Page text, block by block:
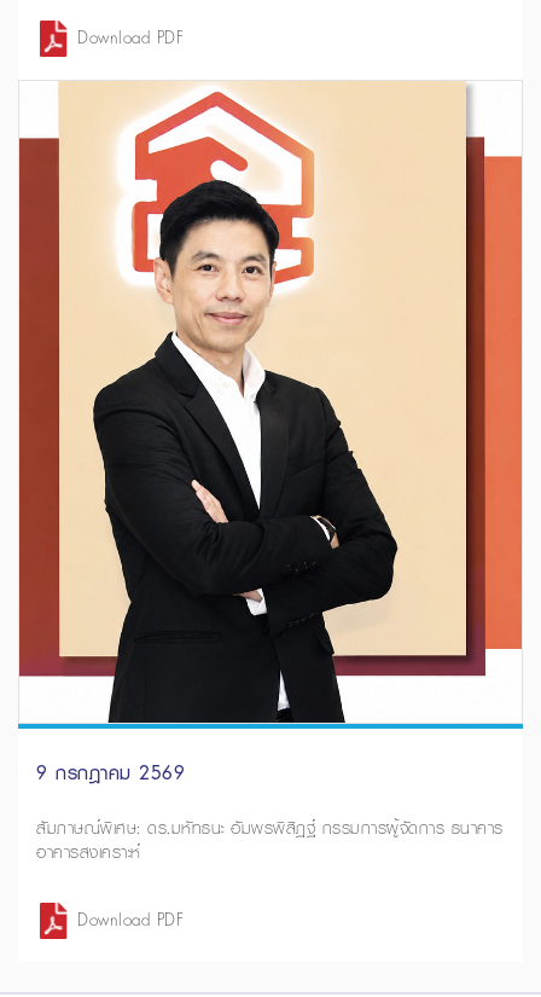
Download PDF
9 กรกฎาคม 2569
สัมภาษณ์พิเศษ: ดร.มหัทธนะ อัมพรพิสิฏฐ์ กรรมการผู้จัดการ ธนาคาร
อาคารสงเคราะห์
Download PDF